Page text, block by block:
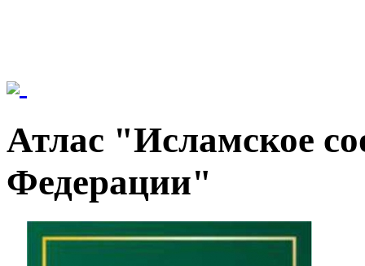
Атлас "Исламское
Федерации"